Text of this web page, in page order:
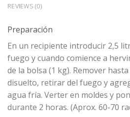
REVIEWS (0)
Preparación
En un recipiente introducir 2,5
fuego y cuando comience a
de la bolsa (1 kg). Remover
disuelto, retirar del fuego y
agua fría. Verter en moldes y
durante 2 horas. (Aprox. 60-70